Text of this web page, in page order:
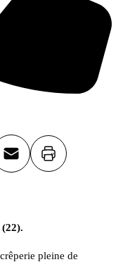
Email Imprimer
pleine de